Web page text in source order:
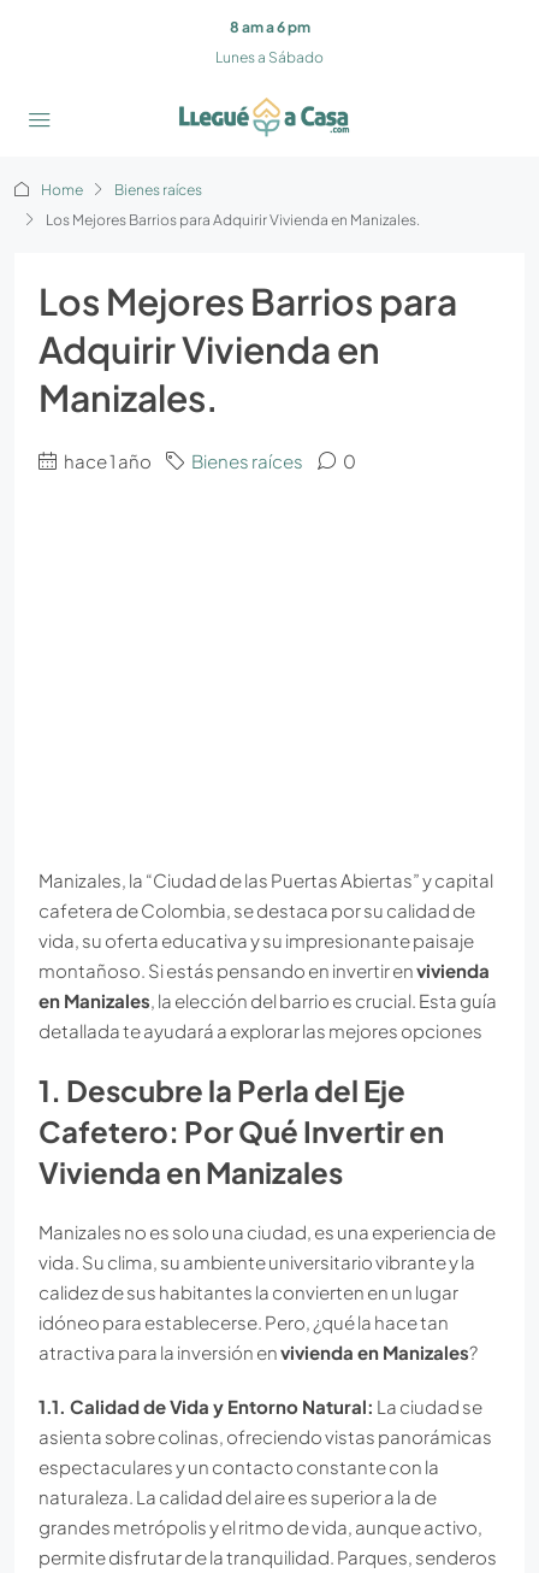
8 am a 6 pm
Lunes a Sábado
Home
Bienes raíces
Los Mejores Barrios para Adquirir Vivienda en Manizales.
Los Mejores Barrios para
Adquirir Vivienda en
Manizales.
hace 1 año Bienes raíces 0
Manizales, la “Ciudad de las Puertas Abiertas” y capital
cafetera de Colombia, se destaca por su calidad de
vida, su oferta educativa y su impresionante paisaje
montañoso. Si estás pensando en invertir envivienda
en Manizales , la elección del barrio es crucial. Esta guía
detallada te ayudará a explorar las mejores opciones
1. Descubre la Perla del Eje
Cafetero: Por Qué Invertir en
Vivienda en Manizales
Manizales no es solo una ciudad, es una experiencia de
vida. Su clima, su ambiente universitario vibrante y la
calidez de sus habitantes la convierten en un lugar
idóneo para establecerse. Pero, ¿qué la hace tan
atractiva para la inversión envivienda en Manizales?
1.1. Calidad de Vida y Entorno Natural: La ciudad se
asienta sobre colinas, ofreciendo vistas panorámicas
espectaculares y un contacto constante con la
naturaleza. La calidad del aire es superior a la de
grandes metrópolis y el ritmo de vida, aunque activo,
permite disfrutar de la tranquilidad. Parques, senderos